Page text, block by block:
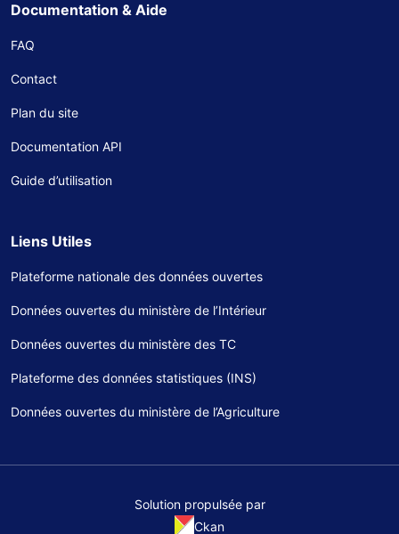
Documentation & Aide
FAQ
Contact
Plan du site
Documentation API
Guide d’utilisation
Liens Utiles
Plateforme nationale des données ouvertes
Données ouvertes du ministère de l’Intérieur
Données ouvertes du ministère des TC
Plateforme des données statistiques (INS)
Données ouvertes du ministère de l’Agriculture
Solution propulsée par
Ckan